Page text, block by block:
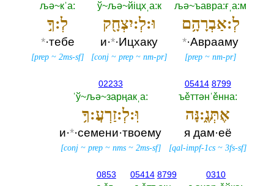
љә~ъавра:ғˌа:м
לְ:אַבְרָהָ֥ם
*·Аврааму
[prep ~nm-pr]
ў~љә~йiцхˌа:к
וּ:לְ:יִצְחָ֖ק
и·*·Ицхаку
[conj ~prep ~nm-pr]
љә~кˈа:‎
לְ:ךָ֣
*·тебе
[prep ~2ms-sf]
05414 8799
ъěттәнˈěнна:‎
אֶתְּנֶ֑:נָּה
я дам·её
[qal-impf-1cs ~3fs-sf]
02233
ˈў~љә~зарңакˌа:‎
וּֽ:לְ:זַרְעֲ:ךָ֥
и·*·семени·твоему
[conj~ prep~ nms~ 2ms-sf]
0310
05414 8799
0853